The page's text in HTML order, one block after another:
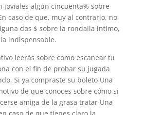
joviales algún cincuenta% sobre
caso de que, muy al contrario, no
dos $ sobre la rondalla intimo,
indispensable.
leerás sobre como escanear tu
con el fin de probar su jugada
Si ya compraste su boleto Una
de que conoces sobre cómo si
amiga de la grasa tratar Una